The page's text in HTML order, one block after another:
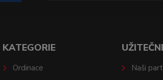
KATEGORIE
Ordinace Naši